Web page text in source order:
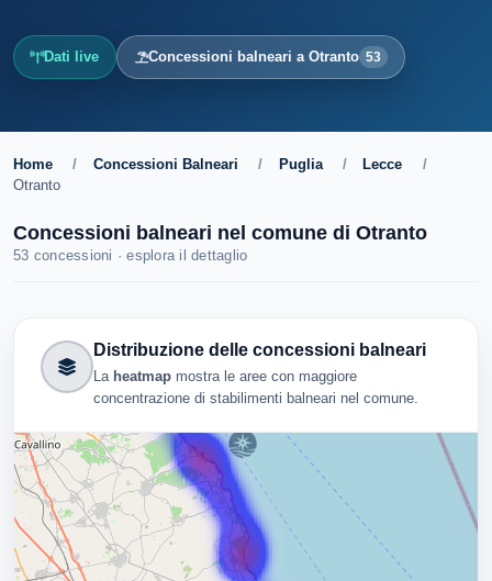
Dati live Concessioni balneari a Otranto 53
Home / Concessioni Balneari / Puglia / Lecce
/
Otranto
Concessioni balneari nel comune di Otranto
53 concessioni · esplora il dettaglio
Distribuzione delle concessioni balneari
La heatmap mostra le aree con maggiore
concentrazione di stabilimenti balneari nel comune.